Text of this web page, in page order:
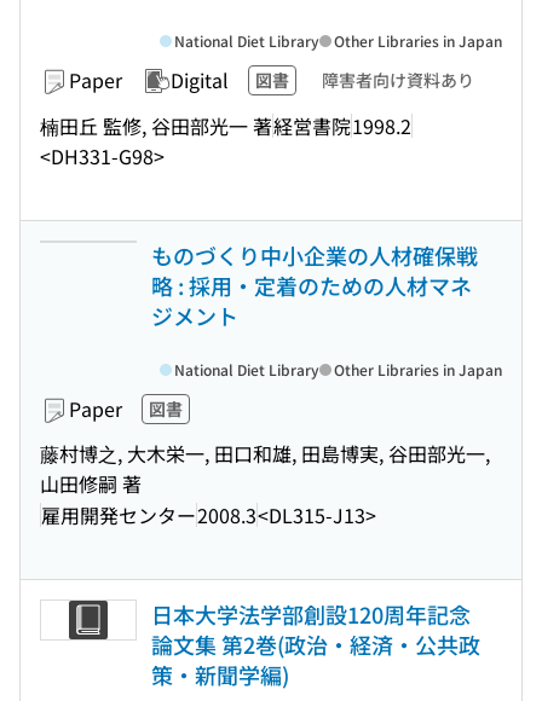
Paper Digital 図書 障害者向け資料あり
楠田丘 監修, 谷田部光一 著経営書院1998.2
<DH331-G98>
National Diet Library Other Libraries in Japan
ものづくり中小企業の人材確保戦
略 : 採用・定着のための人材マネ
ジメント
Paper 図書
藤村博之, 大木栄一, 田口和雄, 田島博実, 谷田部光一,
山田修嗣 著
雇用開発センター2008.3<DL315-J13>
National Diet Library Other Libraries in Japan
日本大学法学部創設120周年記念
論文集 第2巻(政治・経済・公共政
策・新聞学編)